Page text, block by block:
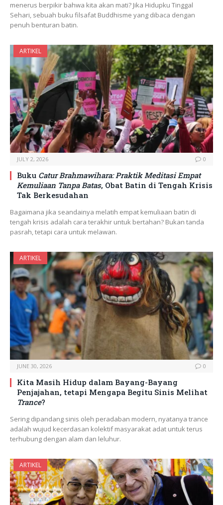
menerus berpikir bahwa kita akan mati? Jika Hidupku Tinggal
Sehari, sebuah buku filsafat Buddhisme yang dibaca dengan
penuh benturan batin.
ARTIKEL
JULY 2, 2026 0
Buku Catur Brahmawihara: Praktik Meditasi Empat
Kemuliaan Tanpa Batas, Obat Batin di Tengah Krisis
Tak Berkesudahan
Bagaimana jika seandainya melatih empat kemuliaan batin di
tengah krisis adalah cara terakhir untuk bertahan? Bukan tanda
pasrah, tetapi cara untuk melawan.
ARTIKEL
JUNE 30, 2026 0
Kita Masih Hidup dalam Bayang-Bayang
Penjajahan, tetapi Mengapa Begitu Sinis Melihat
Trance?
Sering dipandang sinis oleh peradaban modern, nyatanya trance
adalah wujud kecerdasan kolektif masyarakat adat untuk terus
terhubung dengan alam dan leluhur.
ARTIKEL